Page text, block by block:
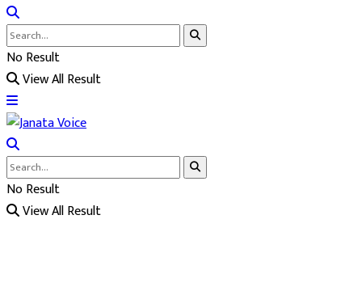
No Result
View All Result
No Result
View All Result